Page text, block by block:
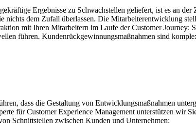
Ergebnisse zu Schwachstellen geliefert, ist es an der
nichts dem Zufall überlassen. Die Mitarbeiterentwicklung
mit Ihren Mitarbeitern im Laufe der Customer Journey:
führen. Kundenrückgewinnungsmaßnahmen sind
dass die Gestaltung von Entwicklungsmaßnahmen
für Customer Experience Management unterstützen wir
Schnittstellen zwischen Kunden und Unternehmen: